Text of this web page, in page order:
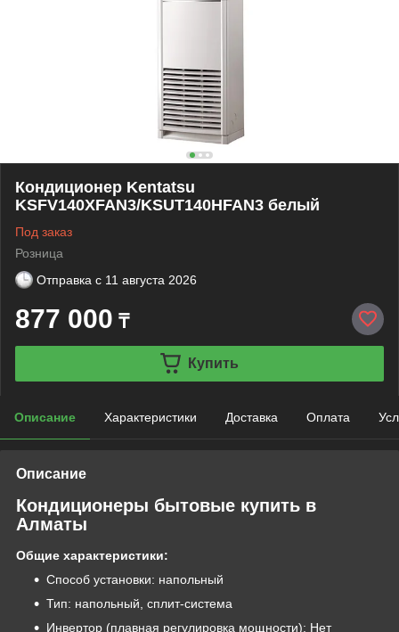
Кондиционер Kentatsu
KSFV140XFAN3/KSUT140HFAN3 белый
Под заказ
Розница
Отправка с 11 августа 2026
877 000 ₸
Купить
Описание Характеристики Доставка Оплата
Описание
Кондиционеры бытовые купить в
Алматы
Общие характеристики:
Способ установки: напольный
Тип: напольный, сплит-система
Инвертор (плавная регулировка мощности): Нет